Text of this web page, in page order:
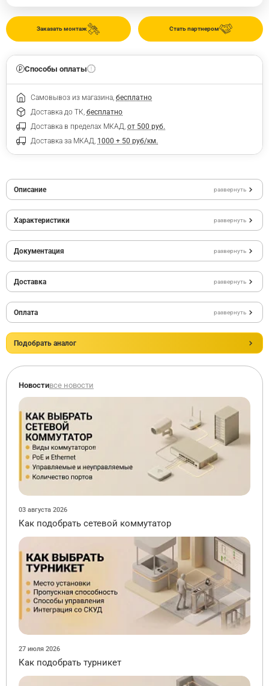
Стать партнером
Заказать монтаж
Способы оплаты
Самовывоз из магазина, бесплатно
Доставка до ТК, бесплатно
Доставка в пределах МКАД, от 500 руб.
Доставка за МКАД, 1000 + 50 руб/км.
Описание развернуть
Характеристики развернуть
Документация развернуть
Доставка развернуть
Оплата развернуть
Подобрать аналог
Новостивсе новости
03 августа 2026
Как подобрать сетевой коммутатор
27 июля 2026
Как подобрать турникет